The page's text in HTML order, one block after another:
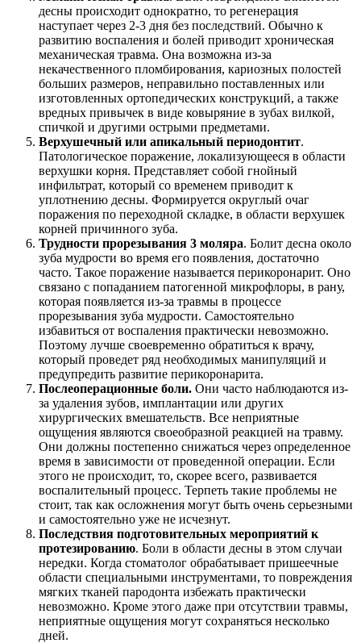
десны происходит однократно, то регенерация
наступает через 2-3 дня без последствий. Обычно к
развитию воспаления и болей приводит хроническая
механическая травма. Она возможна из-за
некачественного пломбирования, кариозных полостей
больших размеров, неправильно поставленных или
изготовленных ортопедических конструкций, а также
вредных привычек в виде ковыряние в зубах вилкой,
спичкой и другими острыми предметами.
Верхушечный или апикальный периодонтит.
Патологическое поражение, локализующееся в области
верхушки корня. Представляет собой гнойный
инфильтрат, который со временем приводит к
уплотнению десны. Формируется округлый очаг
поражения по переходной складке, в области верхушек
корней причинного зуба.
Трудности прорезывания 3 моляра. Болит десна около
зуба мудрости во время его появления, достаточно
часто. Такое поражение называется перикоронарит. Оно
связано с попаданием патогенной микрофлоры, в рану,
которая появляется из-за травмы в процессе
прорезывания зуба мудрости. Самостоятельно
избавиться от воспаления практически невозможно.
Поэтому лучше своевременно обратиться к врачу,
который проведет ряд необходимых манипуляций и
предупредить развитие перикоронарита.
Послеоперационные боли. Они часто наблюдаются из-
за удаления зубов, имплантации или других
хирургических вмешательств. Все неприятные
ощущения являются своеобразной реакцией на травму.
Они должны постепенно снижаться через определенное
время в зависимости от проведенной операции. Если
этого не происходит, то, скорее всего, развивается
воспалительный процесс. Терпеть такие проблемы не
стоит, так как осложнения могут быть очень серьезными
и самостоятельно уже не исчезнут.
Последствия подготовительных мероприятий к
протезированию. Боли в области десны в этом случаи
нередки. Когда стоматолог обрабатывает пришеечные
области специальными инструментами, то повреждения
мягких тканей пародонта избежать практически
невозможно. Кроме этого даже при отсутствии травмы,
неприятные ощущения могут сохраняться несколько
дней.